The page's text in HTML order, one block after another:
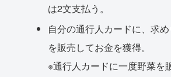
は2文支払う。
自分の通行人カードに、求
を販売してお金を獲得。
※通行人カードに一度野菜を